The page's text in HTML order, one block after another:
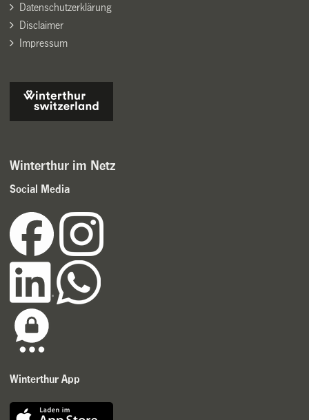
Datenschutzerklärung
Disclaimer
Impressum
Winterthur im Netz
Social Media
Winterthur App